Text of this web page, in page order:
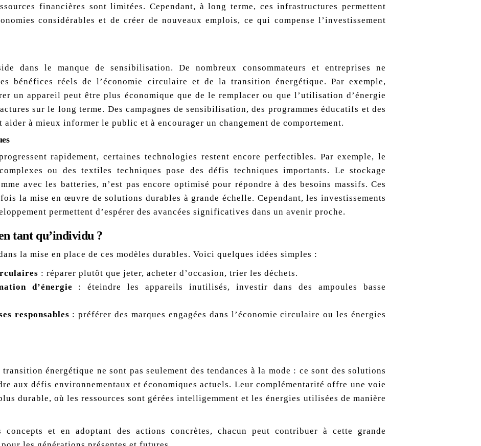
financières sont limitées. Cependant, à long terme, ces infrastructures permettent
considérables et de créer de nouveaux emplois, ce qui compense l’investissement
dans le manque de sensibilisation. De nombreux consommateurs et entreprises ne
bénéfices réels de l’économie circulaire et de la transition énergétique. Par exemple,
un appareil peut être plus économique que de le remplacer ou que l’utilisation d’énergie
sur le long terme. Des campagnes de sensibilisation, des programmes éducatifs et des
à mieux informer le public et à encourager un changement de comportement.
rapidement, certaines technologies restent encore perfectibles. Par exemple, le
ou des textiles techniques pose des défis techniques importants. Le stockage
avec les batteries, n’est pas encore optimisé pour répondre à des besoins massifs. Ces
la mise en œuvre de solutions durables à grande échelle. Cependant, les investissements
permettent d’espérer des avancées significatives dans un avenir proche.
tant qu’individu ?
la mise en place de ces modèles durables. Voici quelques idées simples :
: réparer plutôt que jeter, acheter d’occasion, trier les déchets.
d’énergie : éteindre les appareils inutilisés, investir dans des ampoules basse
responsables : préférer des marques engagées dans l’économie circulaire ou les énergies
énergétique ne sont pas seulement des tendances à la mode : ce sont des solutions
aux défis environnementaux et économiques actuels. Leur complémentarité offre une voie
durable, où les ressources sont gérées intelligemment et les énergies utilisées de manière
concepts et en adoptant des actions concrètes, chacun peut contribuer à cette grande